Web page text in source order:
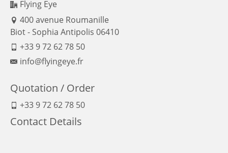
Flying Eye
400 avenue Roumanille
Biot - Sophia Antipolis 06410
+33 9 72 62 78 50
info@flyingeye.fr
Quotation / Order
+33 9 72 62 78 50
Contact Details